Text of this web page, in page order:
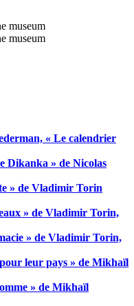
« Le calendrier
Dikanka » de Nicolas
» de Vladimir Torin
» de Vladimir Torin,
» de Vladimir Torin,
leur pays » de Mikhaïl
» de Mikhaïl